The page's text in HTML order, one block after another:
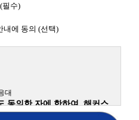
필수)
내에 동의 (선택)
대
동의한 자에 한하여 해커스
커스 교육그룹의 새로운 서